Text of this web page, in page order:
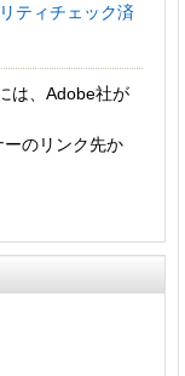
ティチェック済
は、Adobe社が
のリンク先か